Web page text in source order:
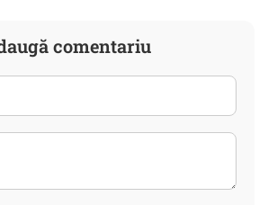
comentariu